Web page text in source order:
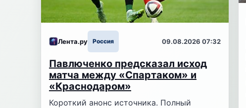
Лента.ру Россия 09.08.2026 07:32
Павлюченко предсказал исход
матча между «Спартаком» и
«Краснодаром»
Короткий анонс источника. Полный